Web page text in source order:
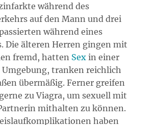
während des
auf den Mann und drei
während eines
Die älteren Herren gingen mit
fremd, hatten Sex in einer
tranken reichlich
übermäßig. Ferner greifen
zu Viagra, um sexuell mit
mithalten zu können.
haben